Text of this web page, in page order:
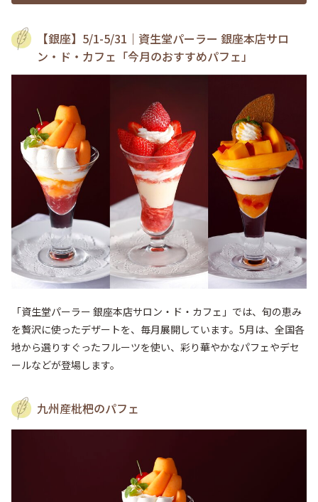
【銀座】5/1-5/31｜資生堂パーラー 銀座本店サロ
ン・ド・カフェ「今月のおすすめパフェ」
「資生堂パーラー 銀座本店サロン・ド・カフェ」では、旬の恵み
を贅沢に使ったデザートを、毎月展開しています。5月は、全国各
地から選りすぐったフルーツを使い、彩り華やかなパフェやデセ
ールなどが登場します。
九州産枇杷のパフェ